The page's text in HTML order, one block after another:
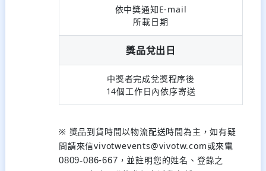
依中獎通知E-mail
所載日期
獎品兌出日
中獎者完成兌獎程序後
14個工作日內依序寄送
※ 獎品到貨時間以物流配送時間為主，如有疑
問請來信vivotwevents@vivotw.com或來電
0809-086-667 ，並註明您的姓名、登錄之